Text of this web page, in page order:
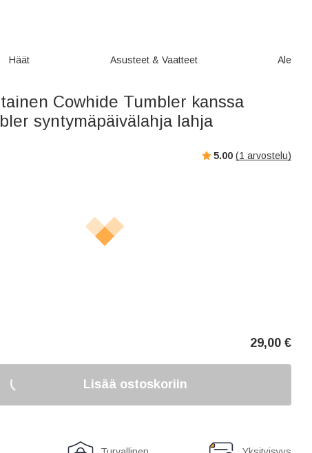
Häät Asusteet & Vaatteet Ale
Cowhide Tumbler kanssa
syntymäpäivälahja lahja
5.00 (1 arvostelu)
29,00 €
Lisää ostoskoriin